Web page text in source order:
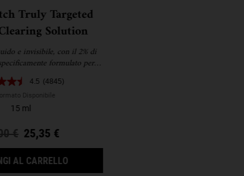
TREATMENT FACIAL LOTION WITH NIACINAMIDE
Truly Targeted
Solution
e invisibile, con il 2% di
formulato per
le dimensioni, il rossore e i
imperfezioni.
4.5 (4845)
Disponibile
15 ml
€ New price
25,35 €
AL CARRELLO